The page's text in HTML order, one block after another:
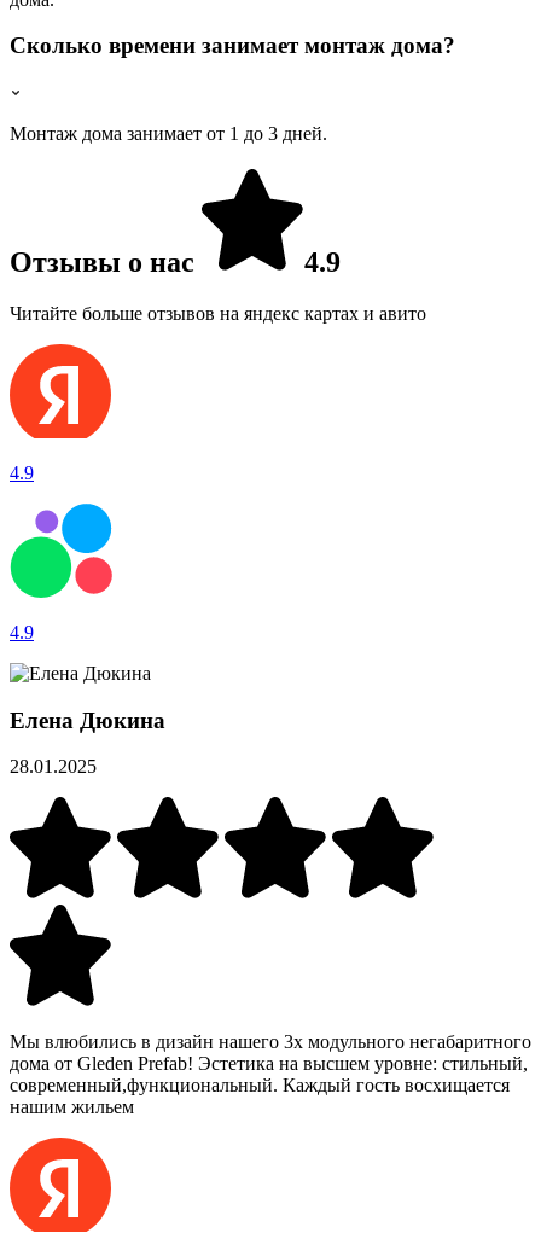
Сколько времени занимает монтаж дома?
Монтаж дома занимает от 1 до 3 дней.
Отзывы о нас 4.9
Читайте больше отзывов на яндекс картах и авито
4.9
4.9
Елена Дюкина
28.01.2025
Мы влюбились в дизайн нашего 3х модульного негабаритного
дома от Gleden Prefab! Эстетика на высшем уровне: стильный,
современный,функциональный. Каждый гость восхищается
нашим жильем